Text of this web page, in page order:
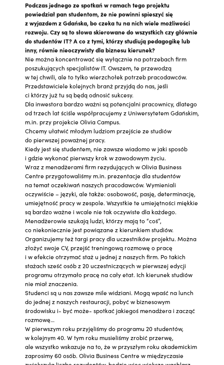
Podczas jednego ze spotkań w ramach tego projektu
powiedział pan studentom, że nie powinni spieszyć się
z wyjazdem z Gdańska, bo czeka tu na nich wiele możliwości
rozwoju. Czy są to słowa skierowane do wszystkich czy głównie
do studentów IT? A co z tymi, którzy studiują pedagogikę lub
inny, równie nieoczywisty dla biznesu kierunek?
Nie można koncentrować się wyłącznie na potrzebach firm
poszukujących specjalistów IT. Owszem, te przewodzą
w tej chwili, ale to tylko wierzchołek potrzeb pracodawców.
Przedstawiciele kolejnych branż przyjdą do nas, jeśli
ci którzy już tu są będą odnosić sukcesy.
Dla inwestora bardzo ważni są potencjalni pracownicy, dlatego
od trzech lat ściśle współpracujemy z Uniwersytetem Gdańskim,
m.in. przy projekcie Olivia Campus.
Chcemy ułatwić młodym ludziom przejście ze studiów
do pierwszej poważnej pracy.
Kiedy jest się studentem, nie zawsze wiadomo w jaki sposób
i gdzie wykonać pierwszy krok w zawodowym życiu.
Wraz z menadżerami firm rezydujących w Olivia Business
Centre przygotowaliśmy m.in. prezentacje dla studentów
na temat oczekiwań naszych pracodawców. Wymieniali
oczywiście – języki, ale także: osobowość, pasję, determinację,
umiejętność pracy w zespole. Wszystkie te umiejętności miękkie
są bardzo ważne i wcale nie tak oczywiste dla każdego.
Menadżerowie szukają ludzi, którzy mają to “coś”,
co niekoniecznie jest powiązane z kierunkiem studiów.
Organizujemy też targi pracy dla uczestników projektu. Można
złożyć swoje CV, przejść treningową rozmowę o pracę
i w efekcie otrzymać staż u jednej z naszych firm. Po takich
stażach sześć osób z 20 uczestniczących w pierwszej edycji
programu otrzymało pracę na cały etat. Ich kierunek studiów
nie miał znaczenia.
Studenci są u nas zawsze mile widziani. Mogą wpaść na lunch
do jednej z naszych restauracji, pobyć w biznesowym
środowisku i- być może- spotkać jakiegoś menadżera i zacząć
rozmowę…
W pierwszym roku przyjęliśmy do programu 20 studentów,
w kolejnym 40. W tym roku musieliśmy zrobić przerwę,
ale wszystko wskazuje na to, że w przyszłym roku akademickim
zaprosimy 60 osób. Olivia Business Centre w międzyczasie